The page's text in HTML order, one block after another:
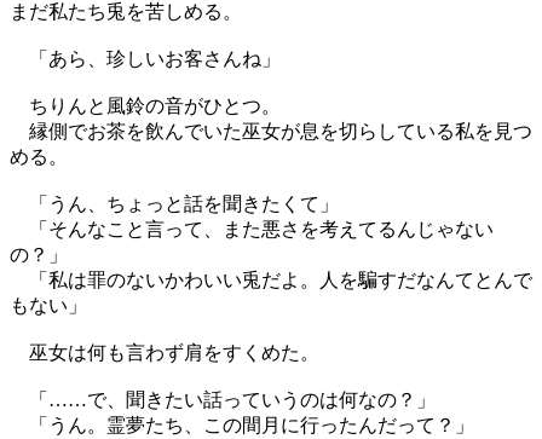
まだ私たち兎を苦しめる。
「あら、珍しいお客さんね」
ちりんと風鈴の音がひとつ。
縁側でお茶を飲んでいた巫女が息を切らしている私を見つ
める。
「うん、ちょっと話を聞きたくて」
「そんなこと言って、また悪さを考えてるんじゃない
の？」
「私は罪のないかわいい兎だよ。人を騙すだなんてとんで
もない」
巫女は何も言わず肩をすくめた。
「……で、聞きたい話っていうのは何なの？」
「うん。霊夢たち、この間月に行ったんだって？」